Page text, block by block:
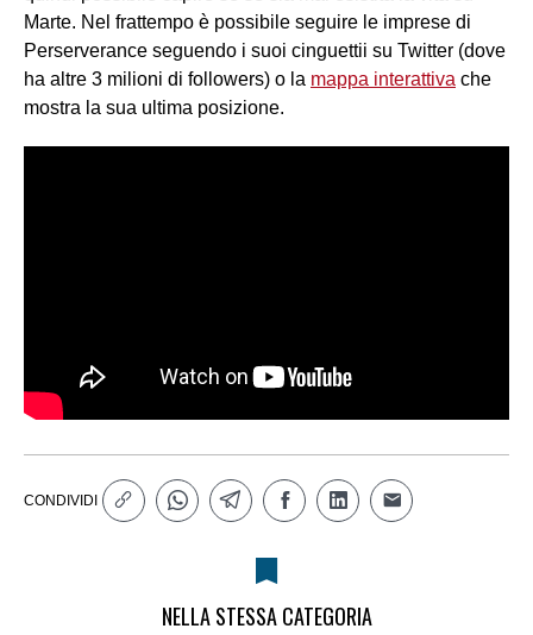
Marte. Nel frattempo è possibile seguire le imprese di
Perserverance seguendo i suoi cinguettii su Twitter (dove
ha altre 3 milioni di followers) o la mappa interattiva che
mostra la sua ultima posizione.
CONDIVIDI
NELLA STESSA CATEGORIA